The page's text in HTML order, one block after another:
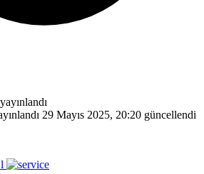
29 Mayıs 2025, 20:20 güncellendi